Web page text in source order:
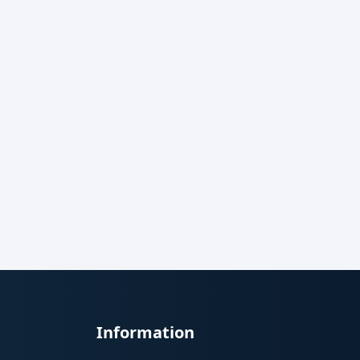
Information